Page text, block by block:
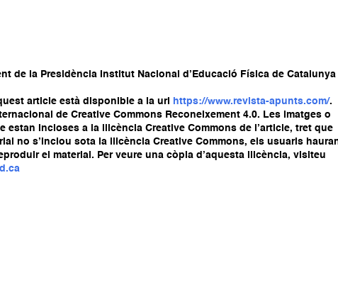
de la Presidència Institut Nacional d’Educació Física de Catalunya
article està disponible a la url
https://www.revista-apunts.com/.
de Creative Commons Reconeixement 4.0. Les imatges o
estan incloses a la llicència Creative Commons de l’article, tret que
no s’inclou sota la llicència Creative Commons, els usuaris
el material. Per veure una còpia d’aquesta llicència, visiteu